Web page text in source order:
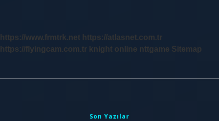
https://www.frmtrk.net https://atlasnet.com.tr
https://flyingcam.com.tr knight online nttgame Sitemap
Son Yazılar